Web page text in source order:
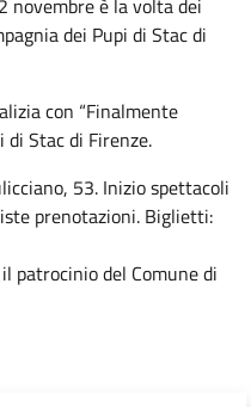
dei Pupi di Stac di
con “Finalmente
di Stac di Firenze.
53. Inizio spettacoli
prenotazioni. Biglietti:
patrocinio del Comune di